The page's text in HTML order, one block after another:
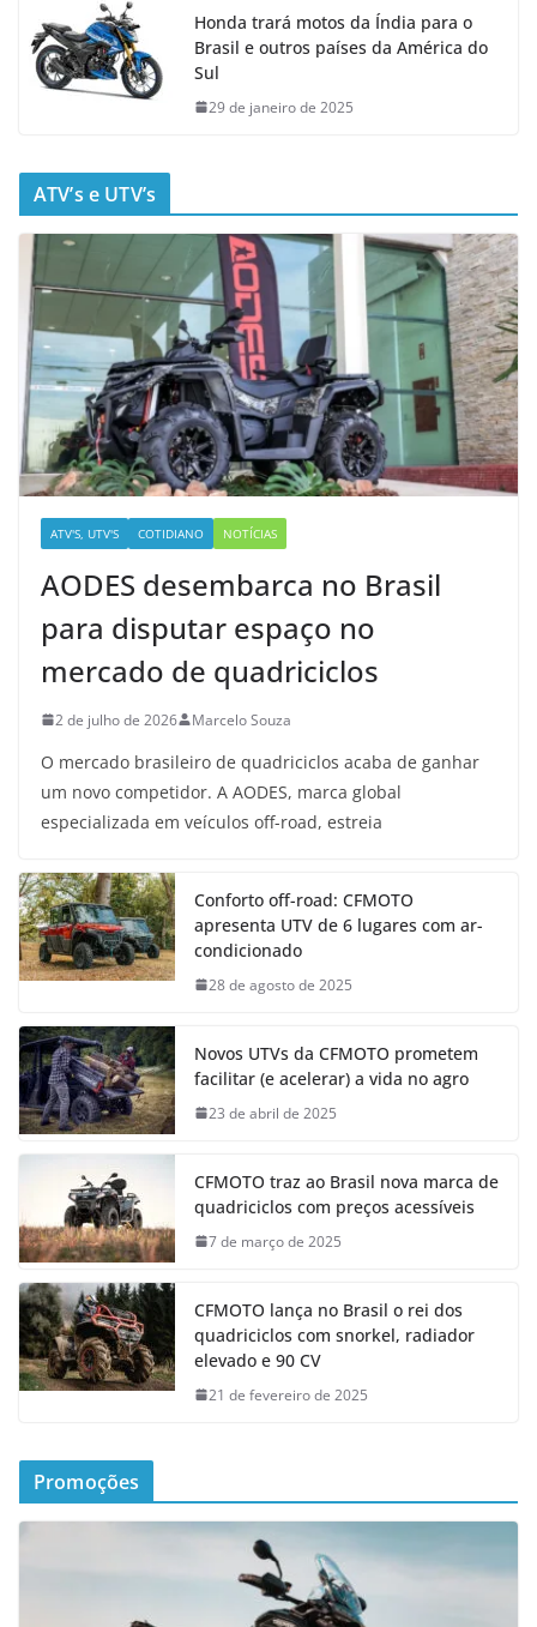
Honda trará motos da Índia para o
Brasil e outros países da América do
Sul
29 de janeiro de 2025
ATV’s e UTV’s
ATV'S, UTV'S COTIDIANO NOTÍCIAS
AODES desembarca no Brasil
para disputar espaço no
mercado de quadriciclos
2 de julho de 2026 Marcelo Souza
O mercado brasileiro de quadriciclos acaba de ganhar
um novo competidor. A AODES, marca global
especializada em veículos off-road, estreia
Conforto off-road: CFMOTO
apresenta UTV de 6 lugares com ar-
condicionado
28 de agosto de 2025
Novos UTVs da CFMOTO prometem
facilitar (e acelerar) a vida no agro
23 de abril de 2025
CFMOTO traz ao Brasil nova marca de
quadriciclos com preços acessíveis
7 de março de 2025
CFMOTO lança no Brasil o rei dos
quadriciclos com snorkel, radiador
elevado e 90 CV
21 de fevereiro de 2025
Promoções